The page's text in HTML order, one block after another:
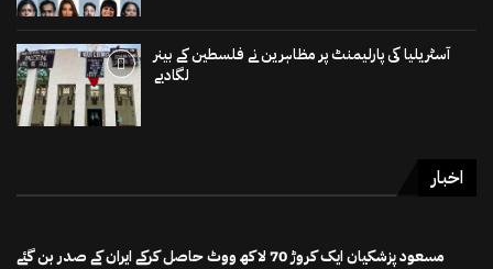
آسٹریلیا کی پارلیمنٹ پر مظاہرین نے فلسطین کے بینر
لگادیے
اخبار
مسعود پزشکیان ایک کروڑ 70 لاکھ ووٹ حاصل کرکے ایران کے صدر بن گئے